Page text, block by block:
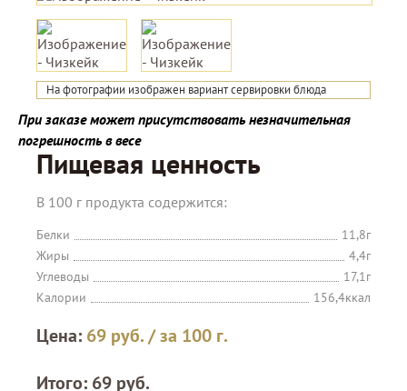
На фотографии изображен вариант сервировки блюда
При заказе может присутствовать незначительная
погрешность в весе
Пищевая ценность
В 100 г продукта содержится:
Белки
11,8г
Жиры
4,4г
Углеводы
17,1г
Калории
156,4ккал
Цена: 69 руб./ за 100 г.
Итого: 69 руб.